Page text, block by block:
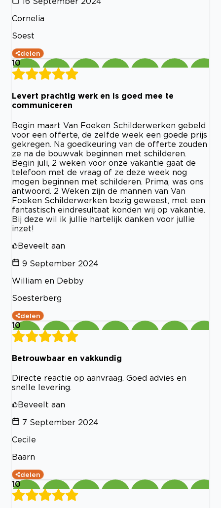
Cornelia
Soest
delen
10
Levert prachtig werk en is goed mee te
communiceren
Begin maart Van Foeken Schilderwerken gebeld
voor een offerte, de zelfde week een goede prijs
gekregen. Na goedkeuring van de offerte zouden
ze na de bouwvak beginnen met schilderen.
Begin juli, 2 weken voor onze vakantie gaat de
telefoon met de vraag of ze deze week nog
mogen beginnen met schilderen. Prima, was ons
antwoord. 2 Weken zijn de mannen van Van
Foeken Schilderwerken bezig geweest, met een
fantastisch eindresultaat konden wij op vakantie.
Bij deze wil ik jullie hartelijk danken voor jullie
inzet!
Beveelt aan
9 September 2024
William en Debby
Soesterberg
delen
10
Betrouwbaar en vakkundig
Directe reactie op aanvraag. Goed advies en
snelle levering.
Beveelt aan
7 September 2024
Cecile
Baarn
delen
10